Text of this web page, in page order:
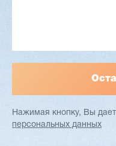
Нажимая кнопку, Вы
персональных данных